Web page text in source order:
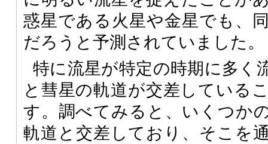
惑星である火星や金星でも、
だろうと予測されていました。
特に流星が特定の時期に多く
と彗星の軌道が交差している
す。調べてみると、いくつか
軌道と交差しており、そこを